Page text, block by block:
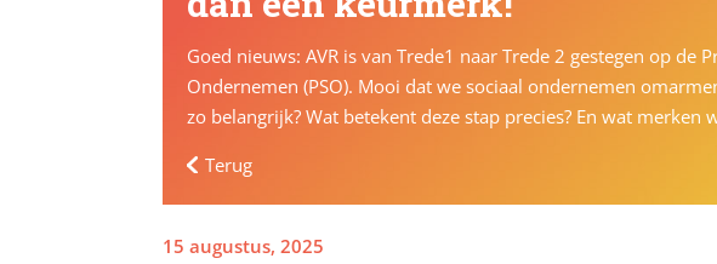
Goed nieuws: AVR is van Trede1 naar Trede 2 gestegen op de
Ondernemen (PSO). Mooi dat we sociaal ondernemen
zo belangrijk? Wat betekent deze stap precies? En wat merken
Terug
15 augustus, 2025